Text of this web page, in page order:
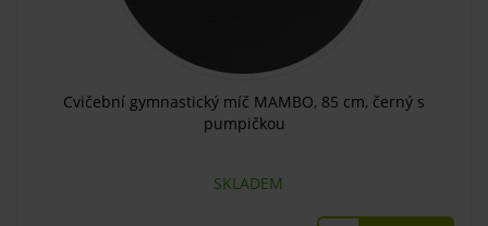
Cvičební gymnastický míč MAMBO, 85 cm, černý s
pumpičkou
SKLADEM